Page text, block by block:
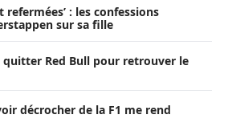
refermées’ : les confessions
sur sa fille
Red Bull pour retrouver le
décrocher de la F1 me rend